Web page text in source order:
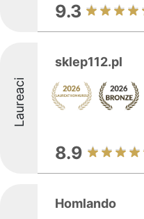
9.3
Laureaci
sklep112.pl
8.9
Homlando